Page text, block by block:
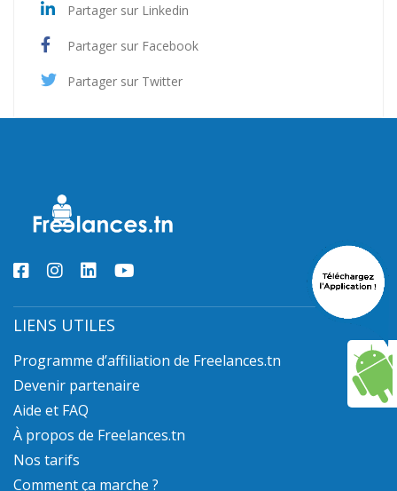
Partager sur Linkedin
Partager sur Facebook
Partager sur Twitter
LIENS UTILES
Programme d’affiliation de Freelances.tn
Devenir partenaire
Aide et FAQ
À propos de Freelances.tn
Nos tarifs
Comment ça marche ?